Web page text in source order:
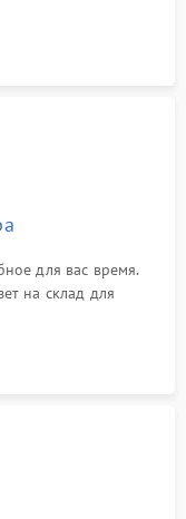
для вас время.
на склад для